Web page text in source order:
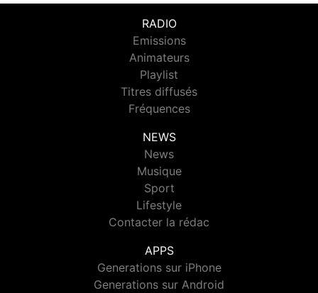
RADIO
Emissions
Animateurs
Playlist
Titres diffusés
Fréquences
NEWS
News
Musique
Sport
Lifestyle
Contacter la rédac
APPS
Generations sur iPhone
Generations sur Android